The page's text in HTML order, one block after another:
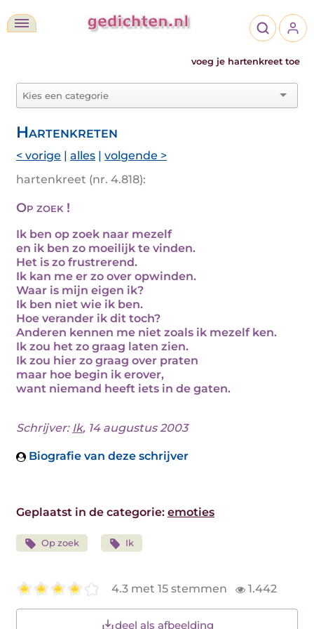
voeg je hartenkreet toe
Hartenkreten
< vorige | alles | volgende >
hartenkreet (nr. 4.818):
Op zoek !
Ik ben op zoek naar mezelf
en ik ben zo moeilijk te vinden.
Het is zo frustrerend.
Ik kan me er zo over opwinden.
Waar is mijn eigen ik?
Ik ben niet wie ik ben.
Hoe verander ik dit toch?
Anderen kennen me niet zoals ik mezelf ken.
Ik zou het zo graag laten zien.
Ik zou hier zo graag over praten
maar hoe begin ik erover,
want niemand heeft iets in de gaten.
Schrijver: Ik, 14 augustus 2003
Biografie van deze schrijver
Geplaatst in de categorie: emoties
Op zoek Ik
4.3 met 15 stemmen 1.442
deel als afbeelding